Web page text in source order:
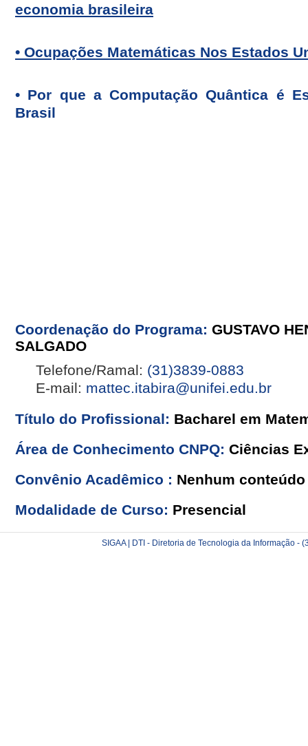
economia brasileira
• Ocupações Matemáticas Nos Estados
• Por que a Computação Quântica é
Brasil
Coordenação do Programa: GUSTAVO
SALGADO
Telefone/Ramal: (31)3839-0883
E-mail: mattec.itabira@unifei.edu.br
Título do Profissional: Bacharel em
Área de Conhecimento CNPQ: Ciências
Convênio Acadêmico : Nenhum
Modalidade de Curso: Presencial
SIGAA | DTI - Diretoria de Tecnologia da Informação